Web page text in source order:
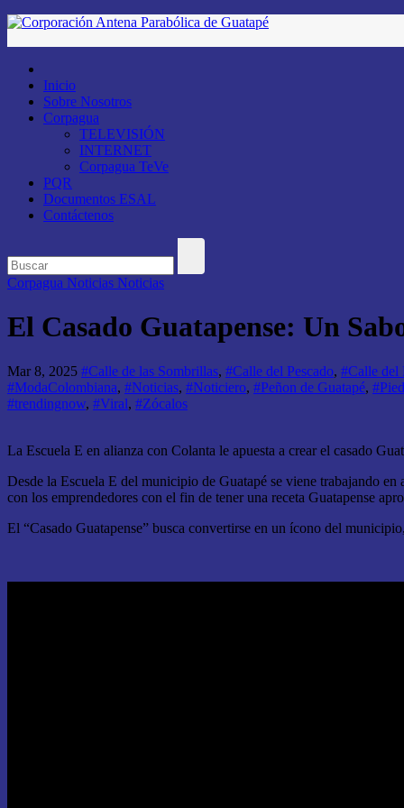
Saltar
Inicio
Sobre Nosotros
Corpagua
TELEVISIÓN
INTERNET
Corpagua TeVe
PQR
Documentos ESAL
Contáctenos
Corpagua Noticias Noticias
El Casado Guatapense: Un
Mar 8, 2025 #Calle de las Sombrillas, #Calle del Pescado, #Calle del
#ModaColombiana, #Noticias, #Noticiero, #Peñon de Guatapé,
#trendingnow, #Viral, #Zócalos
La Escuela E en alianza con Colanta le apuesta a crear el casado
Desde la Escuela E del municipio de Guatapé se viene trabajando
con los emprendedores con el fin de tener una receta Guatapense
El “Casado Guatapense” busca convertirse en un ícono del